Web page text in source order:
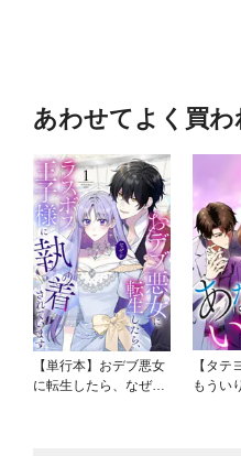
あわせてよく買
【単行本】おデブ悪女
に転生したら、なぜか
【タテ
もうい